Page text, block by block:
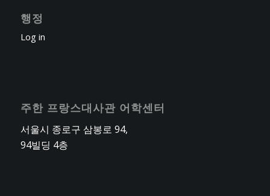
행정
Log in
주한 프랑스대사관 어학센터
서울시 종로구 삼봉로 94,
94빌딩 4층